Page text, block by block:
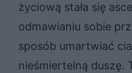
życiową stała się
odmawianiu sobie
sposób umartwiać
nieśmiertelną duszę.